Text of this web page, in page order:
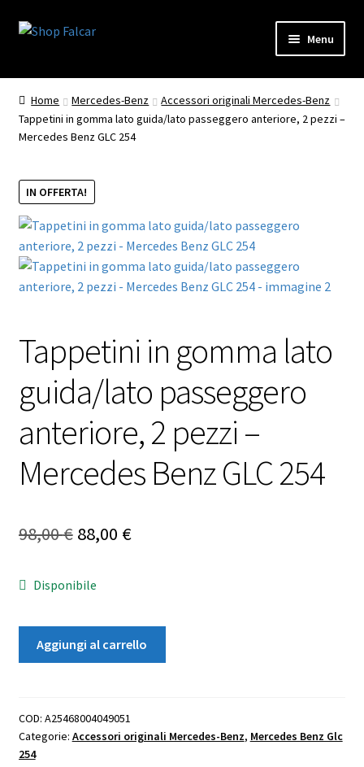
Vai
Vai
Menu
Home Mercedes-Benz
Accessori originali Mercedes-Benz
Tappetini in gomma lato guida/lato passeggero anteriore, 2 pezzi –
Mercedes Benz GLC 254
IN OFFERTA!
Tappetini in gomma lato
guida/lato passeggero
anteriore, 2 pezzi –
Mercedes Benz GLC 254
98,00€ Il
originale
era:
98,00 €.
88,00 €Il
è:
88,00 €.
Disponibile
guida/lato
passeggero
anteriore,
Aggiungi al carrello
COD: A25468004049051
Categorie: Accessori originali Mercedes-Benz, Mercedes Benz Glc
254